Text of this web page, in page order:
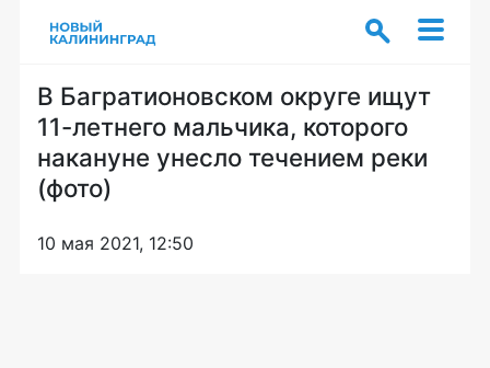
В Багратионовском округе ищут
11-летнего мальчика, которого
накануне унесло течением реки
(фото)
10 мая 2021, 12:50